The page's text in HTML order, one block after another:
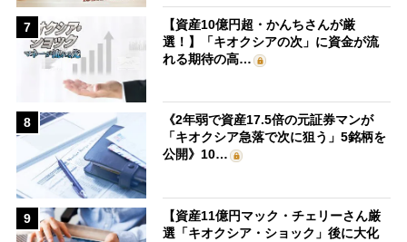
7
【資産10億円超・かんちさんが厳
選！】「キオクシアの次」に資金が流
れる期待の高…
8
《2年弱で資産17.5倍の元証券マンが
「キオクシア急落で次に狙う」5銘柄を
公開》10…
9
【資産11億円マック・チェリーさん厳
選「キオクシア・ショック」後に大化